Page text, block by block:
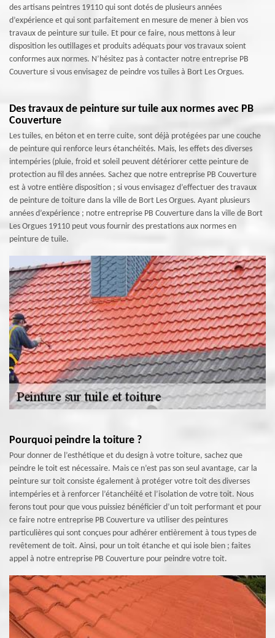
des artisans peintres 19110 qui sont dotés de plusieurs années
d’expérience et qui sont parfaitement en mesure de mener à bien vos
travaux de peinture sur tuile. Et pour ce faire, nous mettons à leur
disposition les outillages et produits adéquats pour vos travaux soient
conformes aux normes. N’hésitez pas à contacter notre entreprise PB
Couverture si vous envisagez de peindre vos tuiles à Bort Les Orgues.
Des travaux de peinture sur tuile aux normes avec PB
Couverture
Les tuiles, en béton et en terre cuite, sont déjà protégées par une couche
de peinture qui renforce leurs étanchéités. Mais, les effets des diverses
intempéries (pluie, froid et soleil peuvent détériorer cette peinture de
protection au fil des années. Sachez que notre entreprise PB Couverture
est à votre entière disposition ; si vous envisagez d’effectuer des travaux
de peinture de toiture dans la ville de Bort Les Orgues. Ayant plusieurs
années d’expérience ; notre entreprise PB Couverture dans la ville de Bort
Les Orgues 19110 peut vous fournir des prestations aux normes en
peinture de tuile.
Pourquoi peindre la toiture ?
Pour donner de l’esthétique et du design à votre toiture, sachez que
peindre le toit est nécessaire. Mais ce n’est pas son seul avantage, car la
peinture sur toit consiste également à protéger votre toit des diverses
intempéries et à renforcer l’étanchéité et l’isolation de votre toit. Nous
ferons tout pour que vous puissiez bénéficier d’un toit performant et pour
ce faire notre entreprise PB Couverture va utiliser des peintures
particulières qui sont conçues pour adhérer entièrement à tous types de
revêtement de toit. Ainsi, pour un toit étanche et qui isole bien ; faites
appel à notre entreprise PB Couverture pour peindre votre toit.